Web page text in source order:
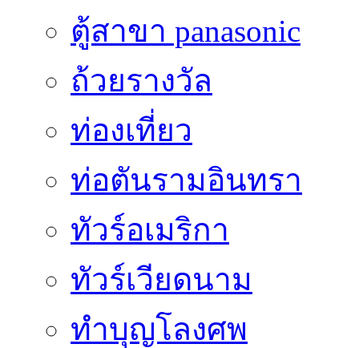
ตู้สาขา panasonic
ถ้วยรางวัล
ท่องเที่ยว
ท่อตันรามอินทรา
ทัวร์อเมริกา
ทัวร์เวียดนาม
ทำบุญโลงศพ